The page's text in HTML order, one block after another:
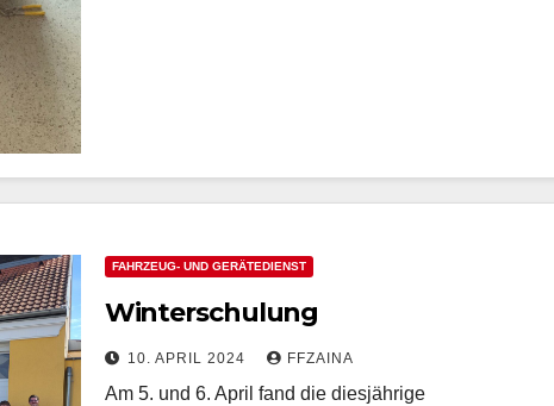
FAHRZEUG- UND GERÄTEDIENST
Winterschulung
10. APRIL 2024 FFZAINA
Am 5. und 6. April fand die diesjährige